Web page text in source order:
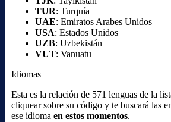
TUR: Turquía
UAE: Emiratos Arabes Unidos
USA: Estados Unidos
UZB: Uzbekistán
VUT: Vanuatu
Idiomas
Esta es la relación de 571 lenguas de la
cliquear sobre su código y te buscará las
ese idioma en estos momentos.